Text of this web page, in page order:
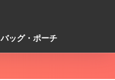
バッグ・ポーチ